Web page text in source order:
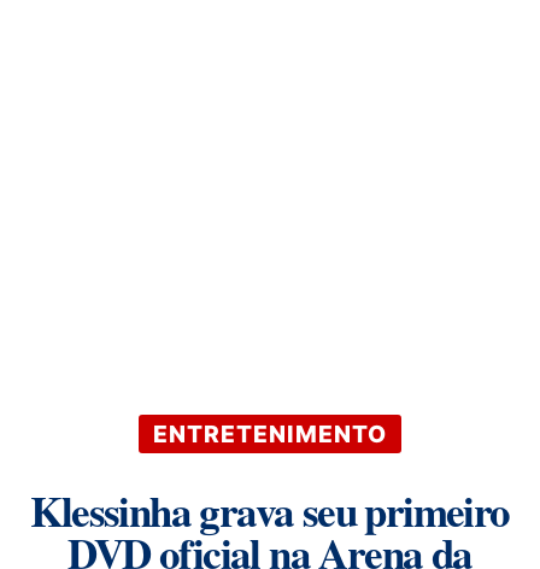
ENTRETENIMENTO
Klessinha grava seu primeiro
DVD oficial na Arena da